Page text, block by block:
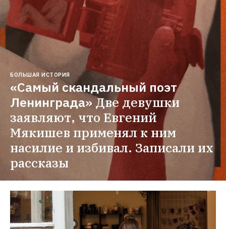
БОЛЬШАЯ ИСТОРИЯ
«Самый скандальный поэт
Ленинграда»Две девушки
заявляют, что Евгений
Мякишев применял к ним
насилие и избивал. Записали их
рассказы